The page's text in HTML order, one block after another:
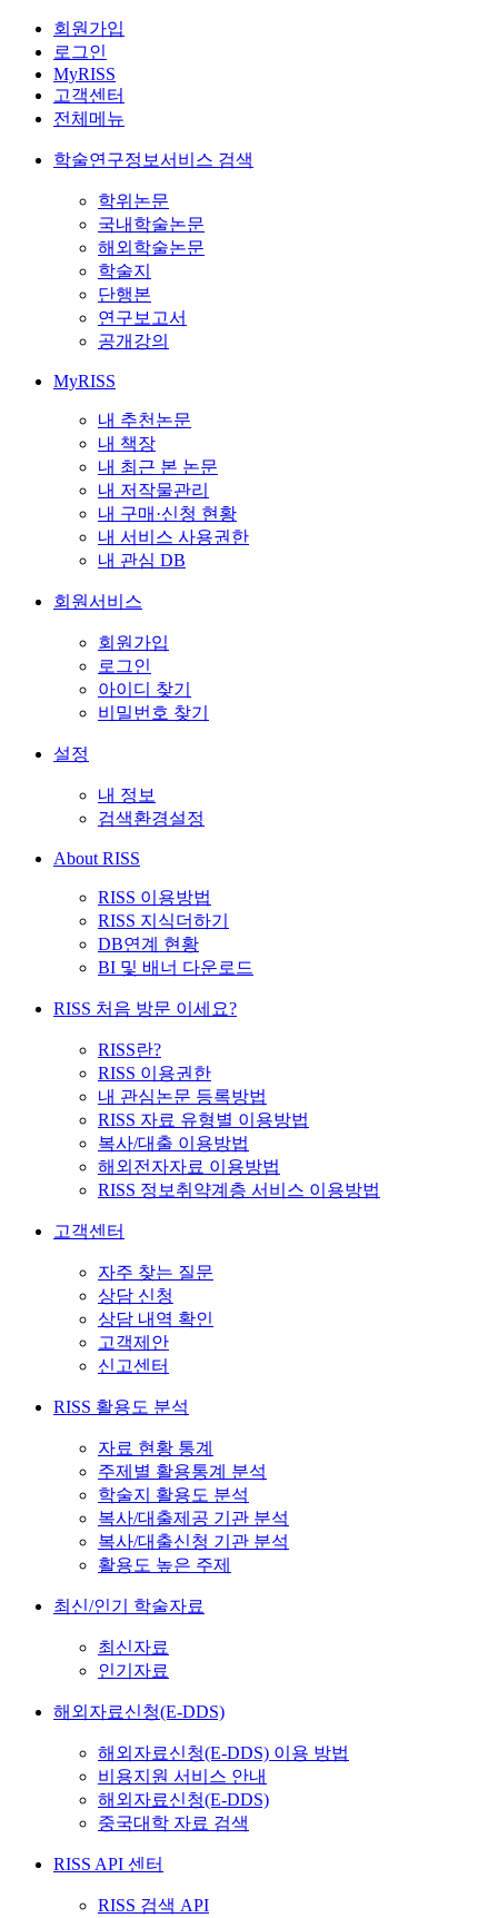
회원가입
로그인
MyRISS
고객센터
전체메뉴
학술연구정보서비스 검색
학위논문
국내학술논문
해외학술논문
학술지
단행본
연구보고서
공개강의
MyRISS
내 추천논문
내 책장
내 최근 본 논문
내 저작물관리
내 구매·신청 현황
내 서비스 사용권한
내 관심 DB
회원서비스
회원가입
로그인
아이디 찾기
비밀번호 찾기
설정
내 정보
검색환경설정
About RISS
RISS 이용방법
RISS 지식더하기
DB연계 현황
BI 및 배너 다운로드
RISS 처음 방문 이세요?
RISS란?
RISS 이용권한
내 관심논문 등록방법
RISS 자료 유형별 이용방법
복사/대출 이용방법
해외전자자료 이용방법
RISS 정보취약계층 서비스 이용방법
고객센터
자주 찾는 질문
상담 신청
상담 내역 확인
고객제안
신고센터
RISS 활용도 분석
자료 현황 통계
주제별 활용통계 분석
학술지 활용도 분석
복사/대출제공 기관 분석
복사/대출신청 기관 분석
활용도 높은 주제
최신/인기 학술자료
최신자료
인기자료
해외자료신청(E-DDS)
해외자료신청(E-DDS) 이용 방법
비용지원 서비스 안내
해외자료신청(E-DDS)
중국대학 자료 검색
RISS API 센터
RISS 검색 API